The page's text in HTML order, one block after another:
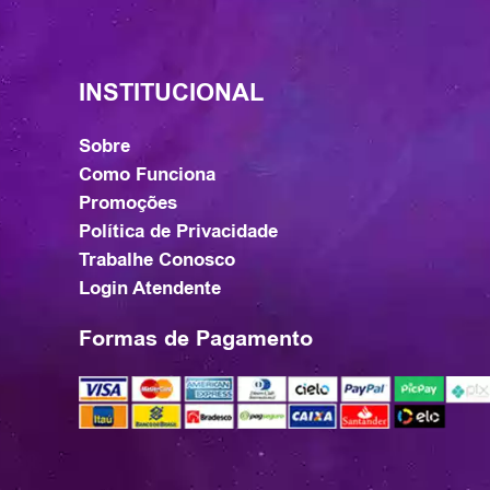
INSTITUCIONAL
Sobre
Como Funciona
Promoções
Política de Privacidade
Trabalhe Conosco
Login Atendente
Formas de Pagamento